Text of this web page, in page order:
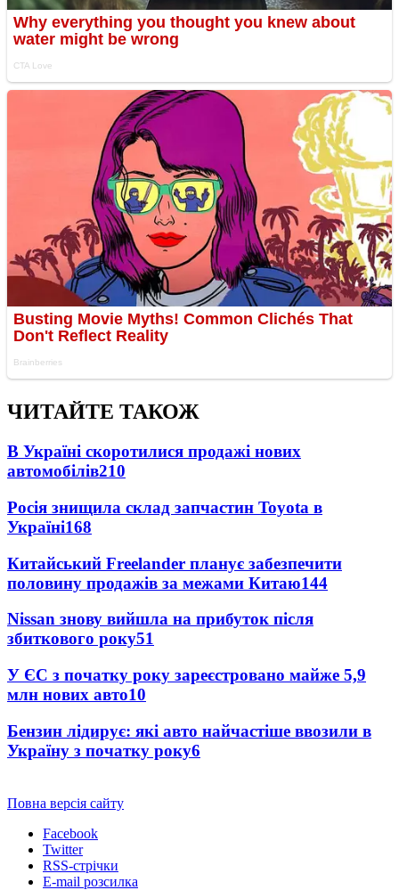
ЧИТАЙТЕ ТАКОЖ
В Україні скоротилися продажі нових
автомобілів210
Росія знищила склад запчастин Toyota в
Україні168
Китайський Freelander планує забезпечити
половину продажів за межами Китаю144
Nissan знову вийшла на прибуток після
збиткового року51
У ЄС з початку року зареєстровано майже 5,9
млн нових авто10
Бензин лідирує: які авто найчастіше ввозили в
Україну з початку року6
Повна версія сайту
Facebook
Twitter
RSS-стрічки
E-mail розсилка